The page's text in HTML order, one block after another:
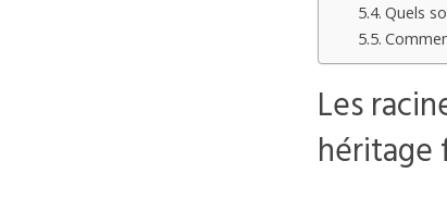
Quels
Les
héritage